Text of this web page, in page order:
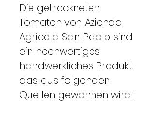
Die getrockneten
Tomaten von Azienda
Agricola San Paolo sind
ein hochwertiges
handwerkliches Produkt,
das aus folgenden
Quellen gewonnen wird: